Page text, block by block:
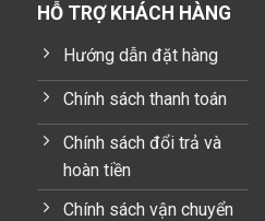
HỖ TRỢ KHÁCH HÀNG
Hướng dẫn đặt hàng
Chính sách thanh toán
Chính sách đổi trả và
hoàn tiền
Chính sách vận chuyển